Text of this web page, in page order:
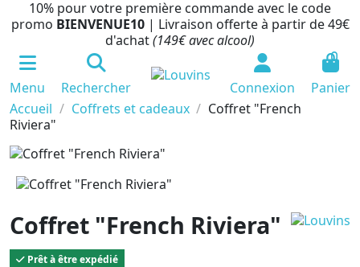
10% pour votre première commande avec le code
promo BIENVENUE10 | Livraison offerte à partir de 49€
d'achat(149€ avec alcool)
Menu Rechercher Connexion
0
Panier
Accueil
Coffrets et cadeaux
Coffret "French
Riviera"
Coffret "French Riviera"
Prêt à être expédié